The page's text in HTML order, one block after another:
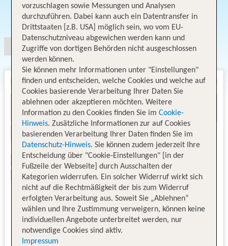
Angebotsauswahl
vorzuschlagen sowie Messungen und Analysen
durchzuführen. Dabei kann auch ein Datentransfer in
Drittstaaten [z.B. USA] möglich sein, wo vom EU-
Datenschutzniveau abgewichen werden kann und
Zugriffe von dortigen Behörden nicht ausgeschlossen
werden können.
Sie können mehr Informationen unter "Einstellungen"
finden und entscheiden, welche Cookies und welche auf
Cookies basierende Verarbeitung Ihrer Daten Sie
ablehnen oder akzeptieren möchten. Weitere
Information zu den Cookies finden Sie im Cookie-
Hinweis. Zusätzliche Informationen zur auf Cookies
basierenden Verarbeitung Ihrer Daten finden Sie im
Datenschutz-Hinweis. Sie können zudem jederzeit Ihre
Entscheidung über "Cookie-Einstellungen" [in der
Fußzeile der Webseite] durch Ausschalten der
Kategorien widerrufen. Ein solcher Widerruf wirkt sich
nicht auf die Rechtmäßigkeit der bis zum Widerruf
erfolgten Verarbeitung aus. Soweit Sie „Ablehnen“
wählen und Ihre Zustimmung verweigern, können keine
individuellen Angebote unterbreitet werden, nur
notwendige Cookies sind aktiv.
Impressum